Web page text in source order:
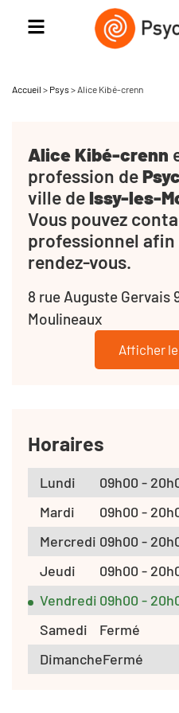
Accueil > Psys > Alice Kibé-crenn
Alice Kibé-crenn
profession de
ville de Issy-les-
Vous pouvez
professionnel
rendez-vous.
8 rue Auguste Gervais
Moulineaux
Afficher
Horaires
Lundi
09h00 -
Mardi
09h00 -
Mercredi 09h00 -
Jeudi
09h00 -
Vendredi 09h00 -
Samedi
Fermé
DimancheFermé